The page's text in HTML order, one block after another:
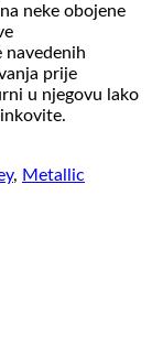
neke obojene
navedenih
prije
u njegovu lako
, Metallic